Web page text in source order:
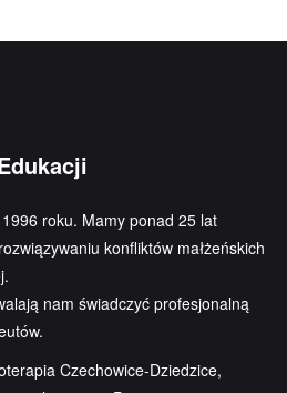
roku. Mamy ponad 25 lat
konfliktów małżeńskich
nam świadczyć profesjonalną
Czechowice-Dziedzice,